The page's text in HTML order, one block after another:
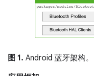
图 1. Android 蓝牙架构。